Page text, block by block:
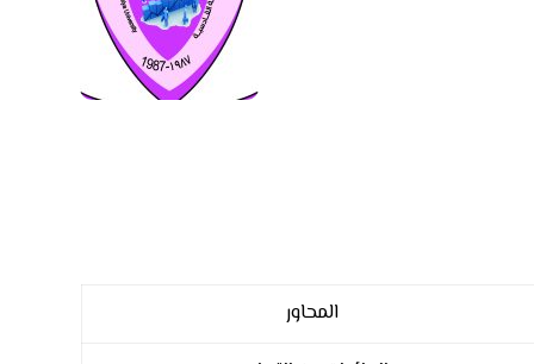
المحاور